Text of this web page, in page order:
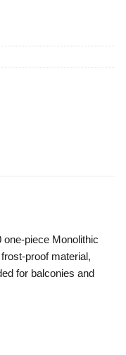
piece Monolithic
proof material,
for balconies and